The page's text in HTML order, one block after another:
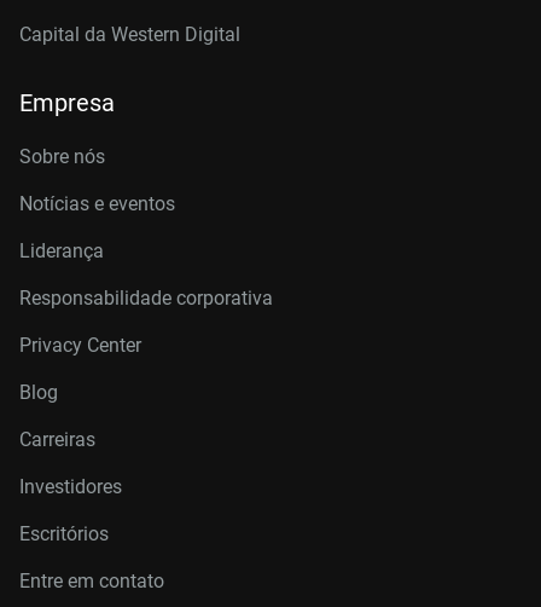
Capital da Western Digital
Empresa
Sobre nós
Notícias e eventos
Liderança
Responsabilidade corporativa
Privacy Center
Blog
Carreiras
Investidores
Escritórios
Entre em contato